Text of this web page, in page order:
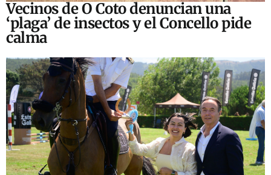
Vecinos de O Coto denuncian una
‘plaga’ de insectos y el Concello pide
calma